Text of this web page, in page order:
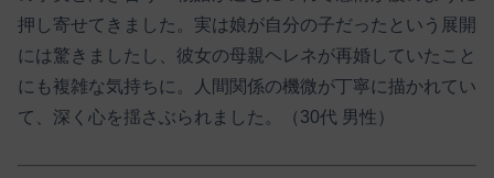
押し寄せてきました。実は娘が自分の子だったという展開
には驚きましたし、彼女の母親ヘレネが再婚していたこと
にも複雑な気持ちに。人間関係の機微が丁寧に描かれてい
て、深く心を揺さぶられました。（30代 男性）